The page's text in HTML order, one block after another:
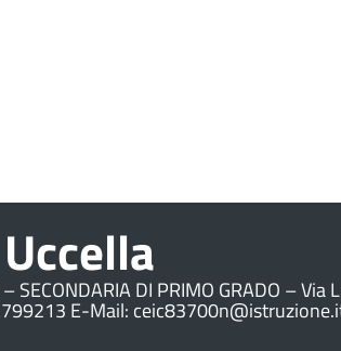
– SECONDARIA DI PRIMO GRADO –
E-Mail: